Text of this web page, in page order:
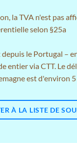
, la TVA n'est pas
selon §25a
le Portugal –
entier via CTT. Le
est d'environ
À LA LISTE DE